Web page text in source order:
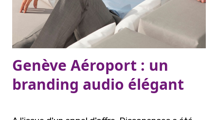
Genève Aéroport : un
branding audio élégant